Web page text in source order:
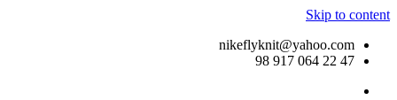
Skip to content
nikeflyknit@yahoo.com
47 22 064 917 98